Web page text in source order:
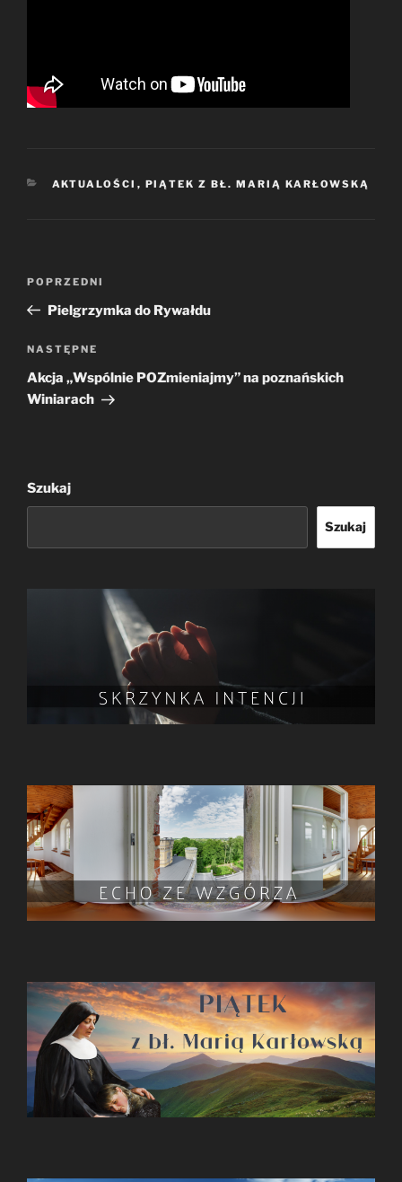
KATEGORIE
AKTUALOŚCI , PIĄTEK Z BŁ. MARIĄ KARŁOWSKĄ
wpisu
Poprzedni
wpis
POPRZEDNI
Pielgrzymka do Rywałdu
Następny
wpis
NASTĘPNE
Akcja „Wspólnie POZmieniajmy” na poznańskich
Winiarach
Szukaj
Szukaj